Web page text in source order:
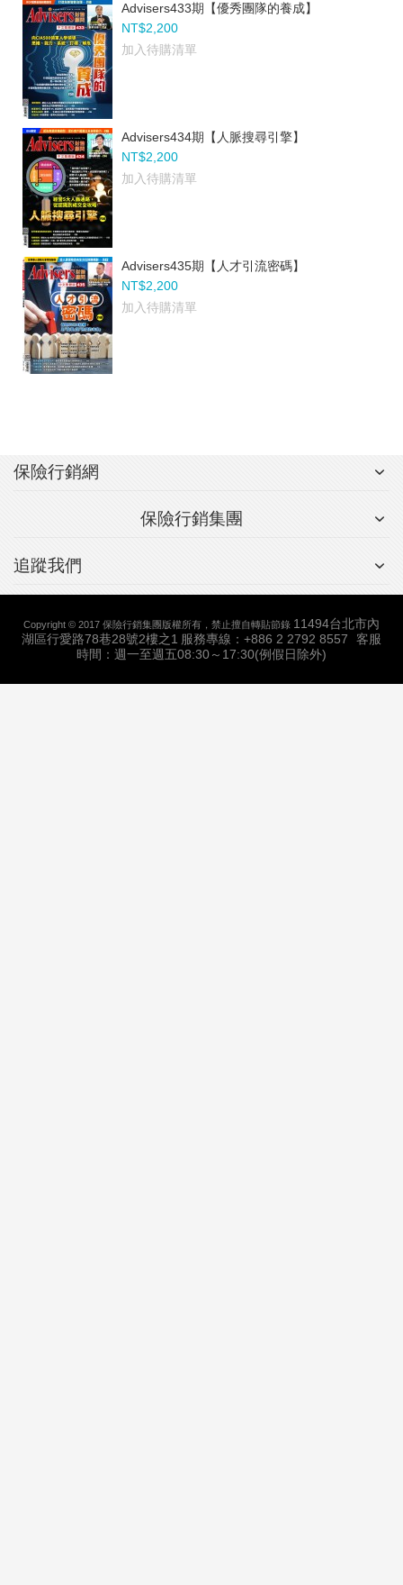
Advisers433期【優秀團隊的養成】
NT$2,200
加入待購清單
Advisers434期【人脈搜尋引擎】
NT$2,200
加入待購清單
Advisers435期【人才引流密碼】
NT$2,200
加入待購清單
保險行銷網
保險行銷集團
追蹤我們
Copyright © 2017 保險行銷集團版權所有，禁止擅自轉貼節錄 11494台北市內
湖區行愛路78巷28號2樓之1 服務專線：+886 2 2792 8557
客服
時間：週一至週五08:30～17:30(例假日除外)